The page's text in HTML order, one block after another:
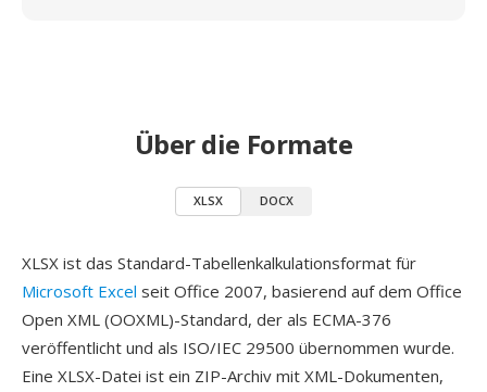
Über die Formate
XLSX DOCX
XLSX ist das Standard-Tabellenkalkulationsformat für
Microsoft Excel seit Office 2007, basierend auf dem Office
Open XML (OOXML)-Standard, der als ECMA-376
veröffentlicht und als ISO/IEC 29500 übernommen wurde.
Eine XLSX-Datei ist ein ZIP-Archiv mit XML-Dokumenten,